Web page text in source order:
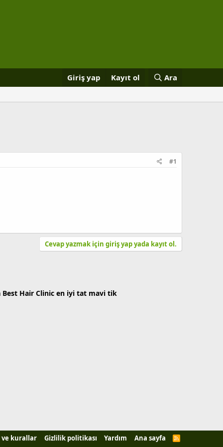
Giriş yap Kayıt ol Ara
#1
Cevap yazmak için giriş yap yada kayıt ol.
Best Hair Clinic en iyi tat mavi tik
ve kurallar Gizlilik politikası Yardım Ana sayfa
R